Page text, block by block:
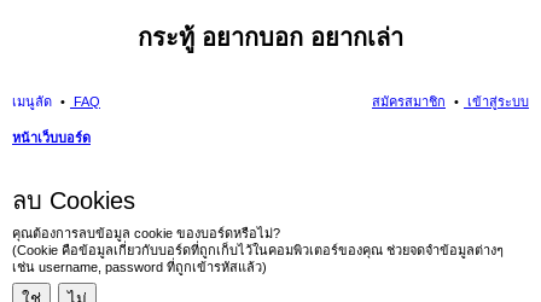
กระทู้ อยากบอก อยากเล่า
เมนูลัด FAQ เข้าสู่ระบบ
สมัครสมาชิก
หน้าเว็บบอร์ด
ลบ Cookies
คุณต้องการลบข้อมูล cookie ของบอร์ดหรือไม่?
(Cookie คือข้อมูลเกี่ยวกับบอร์ดที่ถูกเก็บไว้ในคอมพิวเตอร์ของคุณ ช่วยจดจำข้อมูลต่างๆ
เช่น username, password ที่ถูกเข้ารหัสแล้ว)